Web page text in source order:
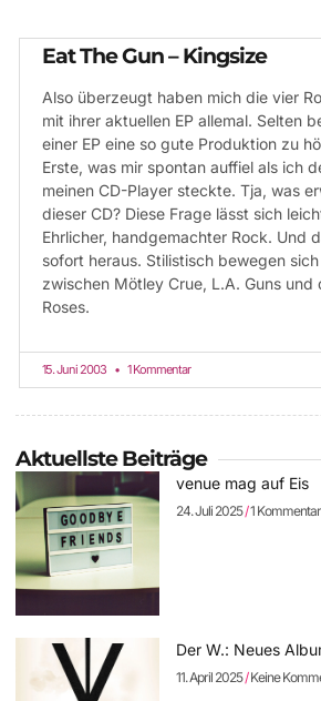
Eat The Gun – Kingsize
Also überzeugt haben mich die vier
mit ihrer aktuellen EP allemal. Selten
einer EP eine so gute Produktion zu
Erste, was mir spontan auffiel als ich
meinen CD-Player steckte. Tja, was
dieser CD? Diese Frage lässt sich
Ehrlicher, handgemachter Rock. Und
sofort heraus. Stilistisch bewegen
zwischen Mötley Crue, L.A. Guns und
Roses.
15. Juni 2003 1 Kommentar
Aktuellste Beiträge
venue mag auf Eis
24. Juli 2025 1 Kommentar
Der W.: Neues
11. April 2025 Keine